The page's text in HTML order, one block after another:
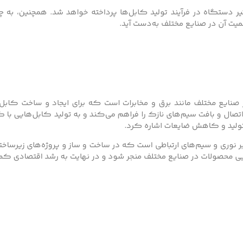
دستگاه در فرآیند تولید کابل‌ها پرداخته خواهد شد. همچنین، به
آن در صنایع مختلف به‌دست آید.
صنایع مختلف مانند برق و مخابرات است که برای ایجاد و ساخت
و بافت سیم‌های نازک را فراهم می‌کند و به تولید کابل‌هایی
و کاهش ضایعات اشاره کرد.
نوری و سیم‌های ارتباطی است که در ساخت و ساز و پروژه‌های
محصولات در صنایع مختلف منجر شود و در نهایت به رشد